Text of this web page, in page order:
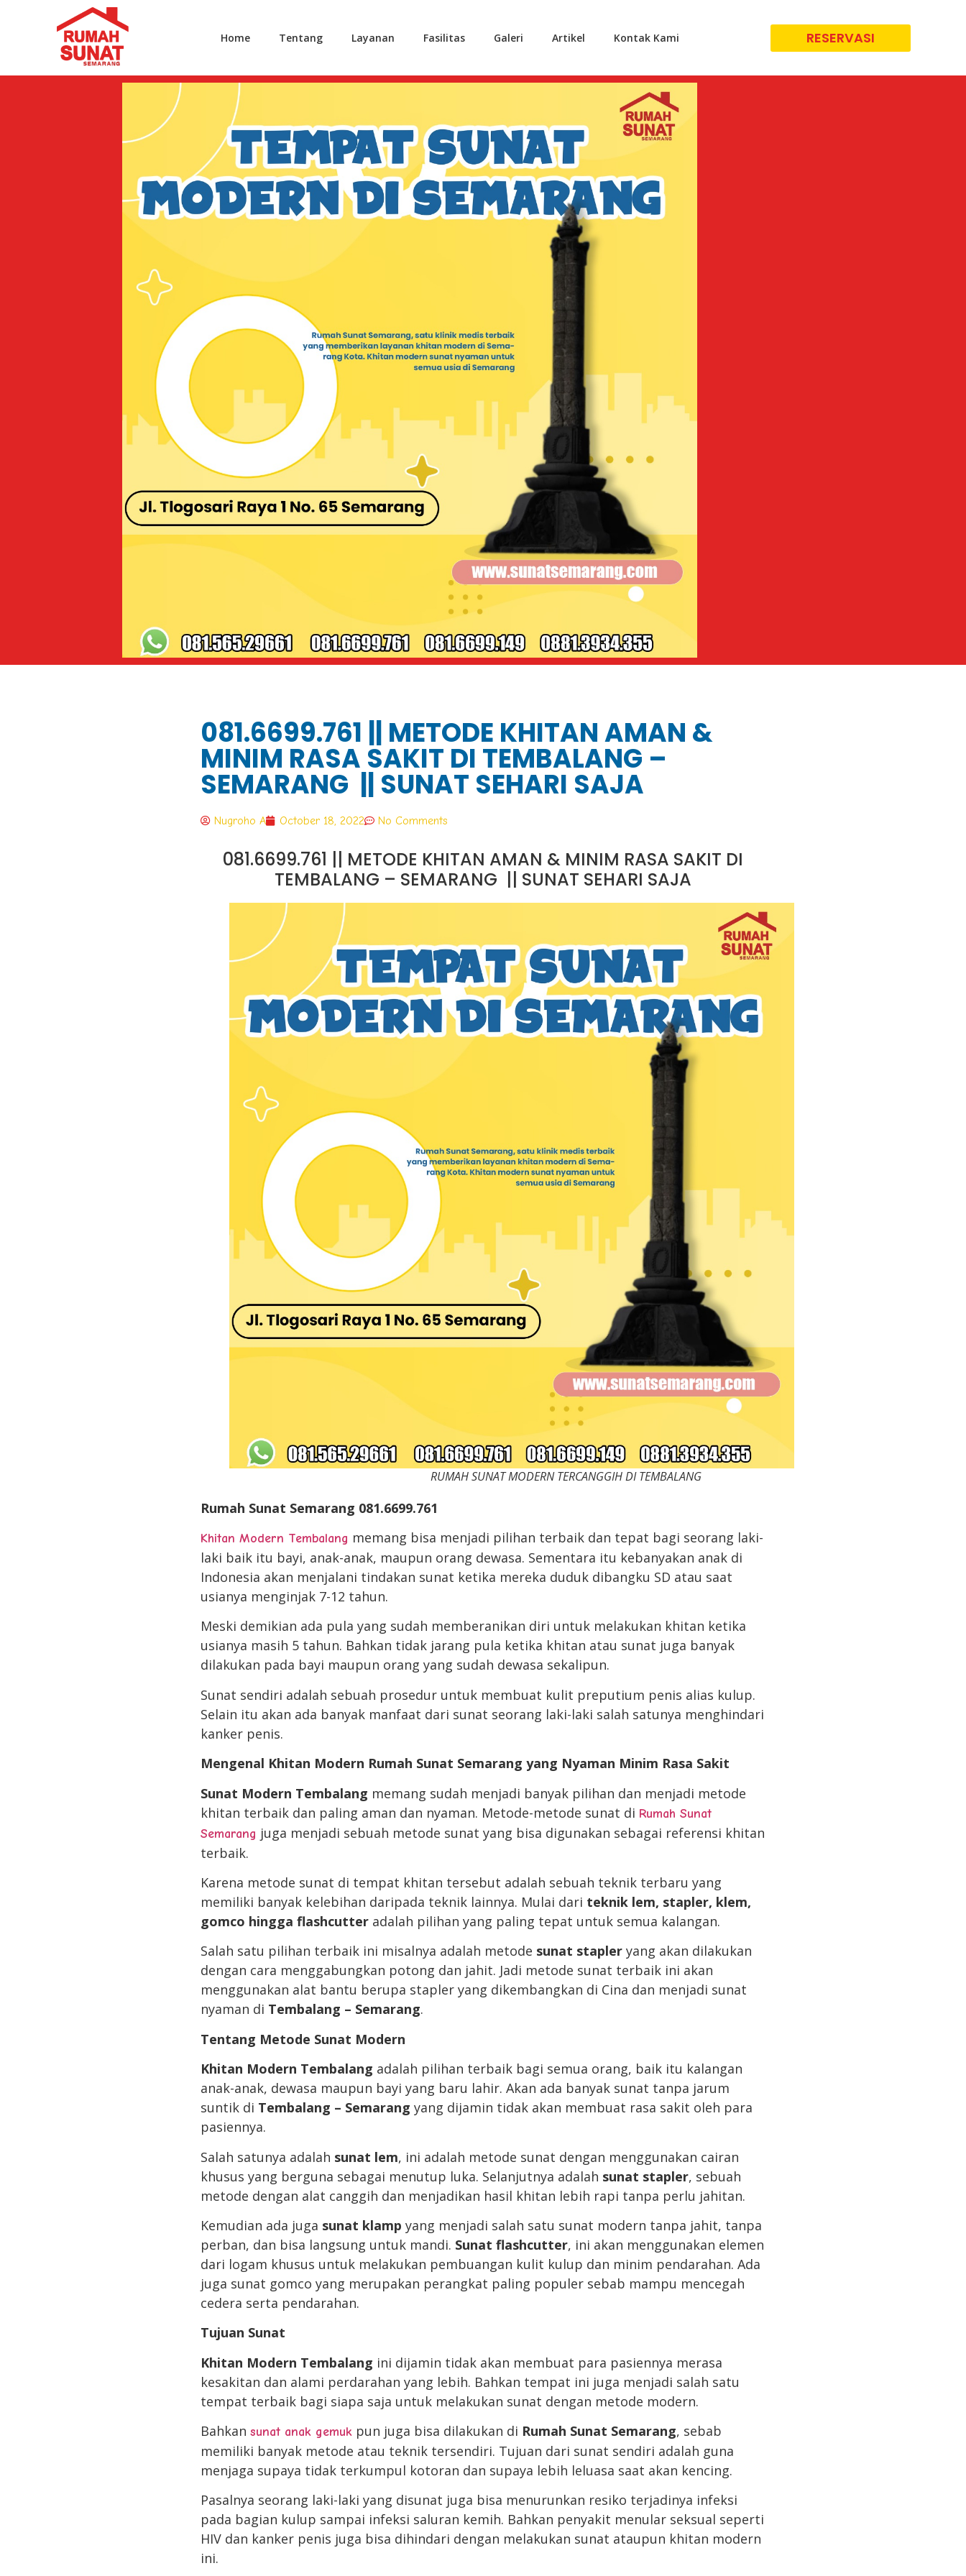
Home Tentang Layanan Fasilitas Galeri Artikel Kontak Kami RESERVASI
081.6699.761 || METODE KHITAN AMAN &
MINIM RASA SAKIT DI TEMBALANG –
SEMARANG || SUNAT SEHARI SAJA
Nugroho A October 18, 2022 No Comments
081.6699.761 || METODE KHITAN AMAN & MINIM RASA SAKIT DI
TEMBALANG – SEMARANG || SUNAT SEHARI SAJA
RUMAH SUNAT MODERN TERCANGGIH DI TEMBALANG
Rumah Sunat Semarang 081.6699.761
Khitan Modern Tembalang memang bisa menjadi pilihan terbaik dan tepat bagi seorang laki-
laki baik itu bayi, anak-anak, maupun orang dewasa. Sementara itu kebanyakan anak di
Indonesia akan menjalani tindakan sunat ketika mereka duduk dibangku SD atau saat
usianya menginjak 7-12 tahun.
Meski demikian ada pula yang sudah memberanikan diri untuk melakukan khitan ketika
usianya masih 5 tahun. Bahkan tidak jarang pula ketika khitan atau sunat juga banyak
dilakukan pada bayi maupun orang yang sudah dewasa sekalipun.
Sunat sendiri adalah sebuah prosedur untuk membuat kulit preputium penis alias kulup.
Selain itu akan ada banyak manfaat dari sunat seorang laki-laki salah satunya menghindari
kanker penis.
Mengenal Khitan Modern Rumah Sunat Semarang yang Nyaman Minim Rasa Sakit
Sunat Modern Tembalang memang sudah menjadi banyak pilihan dan menjadi metode
khitan terbaik dan paling aman dan nyaman. Metode-metode sunat di Rumah Sunat
Semarang juga menjadi sebuah metode sunat yang bisa digunakan sebagai referensi khitan
terbaik.
Karena metode sunat di tempat khitan tersebut adalah sebuah teknik terbaru yang
memiliki banyak kelebihan daripada teknik lainnya. Mulai dari teknik lem, stapler, klem,
gomco hingga flashcutteradalah pilihan yang paling tepat untuk semua kalangan.
Salah satu pilihan terbaik ini misalnya adalah metode sunat stapleryang akan dilakukan
dengan cara menggabungkan potong dan jahit. Jadi metode sunat terbaik ini akan
menggunakan alat bantu berupa stapler yang dikembangkan di Cina dan menjadi sunat
nyaman di Tembalang – Semarang.
Tentang Metode Sunat Modern
Khitan Modern Tembalang adalah pilihan terbaik bagi semua orang, baik itu kalangan
anak-anak, dewasa maupun bayi yang baru lahir. Akan ada banyak sunat tanpa jarum
suntik di Tembalang – Semarang yang dijamin tidak akan membuat rasa sakit oleh para
pasiennya.
Salah satunya adalah sunat lem, ini adalah metode sunat dengan menggunakan cairan
khusus yang berguna sebagai menutup luka. Selanjutnya adalah sunat stapler, sebuah
metode dengan alat canggih dan menjadikan hasil khitan lebih rapi tanpa perlu jahitan.
Kemudian ada juga sunat klamp yang menjadi salah satu sunat modern tanpa jahit, tanpa
perban, dan bisa langsung untuk mandi. Sunat flashcutter, ini akan menggunakan elemen
dari logam khusus untuk melakukan pembuangan kulit kulup dan minim pendarahan. Ada
juga sunat gomco yang merupakan perangkat paling populer sebab mampu mencegah
cedera serta pendarahan.
Tujuan Sunat
Khitan Modern Tembalang ini dijamin tidak akan membuat para pasiennya merasa
kesakitan dan alami perdarahan yang lebih. Bahkan tempat ini juga menjadi salah satu
tempat terbaik bagi siapa saja untuk melakukan sunat dengan metode modern.
Bahkan sunat anak gemukpun juga bisa dilakukan di Rumah Sunat Semarang, sebab
memiliki banyak metode atau teknik tersendiri. Tujuan dari sunat sendiri adalah guna
menjaga supaya tidak terkumpul kotoran dan supaya lebih leluasa saat akan kencing.
Pasalnya seorang laki-laki yang disunat juga bisa menurunkan resiko terjadinya infeksi
pada bagian kulup sampai infeksi saluran kemih. Bahkan penyakit menular seksual seperti
HIV dan kanker penis juga bisa dihindari dengan melakukan sunat ataupun khitan modern
ini.